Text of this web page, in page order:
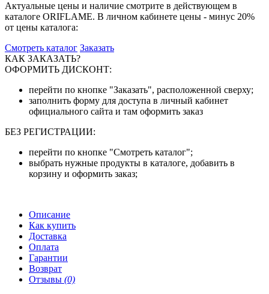
Актуальные цены и наличие смотрите в действующем в
каталоге ORIFLAME. В личном кабинете цены - минус 20%
от цены каталога:
Смотреть каталог Заказать
КАК ЗАКАЗАТЬ?
ОФОРМИТЬ ДИСКОНТ:
перейти по кнопке "Заказать", расположенной сверху;
заполнить форму для доступа в личный кабинет
официального сайта и там оформить заказ
БЕЗ РЕГИСТРАЦИИ:
перейти по кнопке "Смотреть каталог";
выбрать нужные продукты в каталоге, добавить в
корзину и оформить заказ;
Описание
Как купить
Доставка
Оплата
Гарантии
Возврат
Отзывы (0)